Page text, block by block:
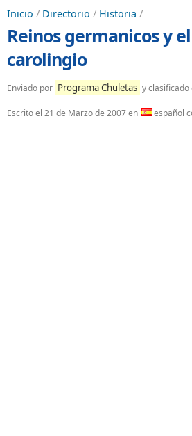
Inicio / Directorio / Historia /
Reinos germanicos y
carolingio
Enviado por Programa Chuletas y clasificado
Escrito el 21 de Marzo de 2007en español